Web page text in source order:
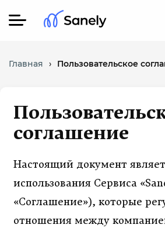
Главная › Пользовательское
соглашение
Настоящий документ
использования Сервиса
«Соглашение»), которые
отношения между